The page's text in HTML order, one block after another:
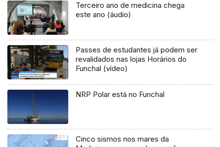
Terceiro ano de medicina chega
este ano (áudio)
Passes de estudantes já podem ser
revalidados nas lojas Horários do
Funchal (vídeo)
NRP Polar está no Funchal
Cinco sismos nos mares da